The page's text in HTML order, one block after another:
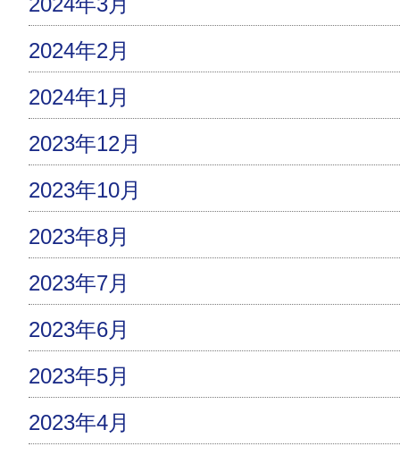
2024年2月
2024年1月
2023年12月
2023年10月
2023年8月
2023年7月
2023年6月
2023年5月
2023年4月